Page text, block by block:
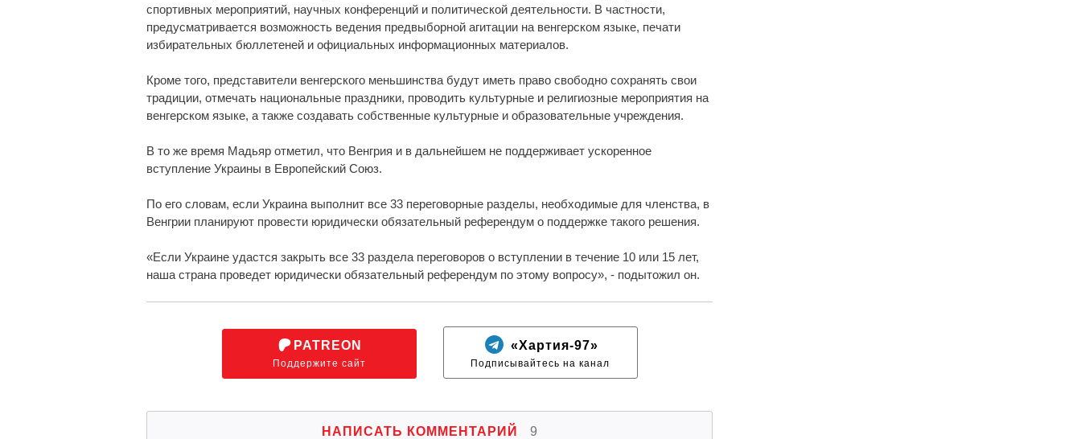
спортивных мероприятий, научных конференций и политической деятельности. В частности,
предусматривается возможность ведения предвыборной агитации на венгерском языке, печати
избирательных бюллетеней и официальных информационных материалов.
Кроме того, представители венгерского меньшинства будут иметь право свободно сохранять свои
традиции, отмечать национальные праздники, проводить культурные и религиозные мероприятия на
венгерском языке, а также создавать собственные культурные и образовательные учреждения.
В то же время Мадьяр отметил, что Венгрия и в дальнейшем не поддерживает ускоренное
вступление Украины в Европейский Союз.
По его словам, если Украина выполнит все 33 переговорные разделы, необходимые для членства, в
Венгрии планируют провести юридически обязательный референдум о поддержке такого решения.
«Если Украине удастся закрыть все 33 раздела переговоров о вступлении в течение 10 или 15 лет,
наша страна проведет юридически обязательный референдум по этому вопросу», - подытожил он.
PATREON
Поддержите сайт
«Хартия-97»
Подписывайтесь на канал
НАПИСАТЬ КОММЕНТАРИЙ 9